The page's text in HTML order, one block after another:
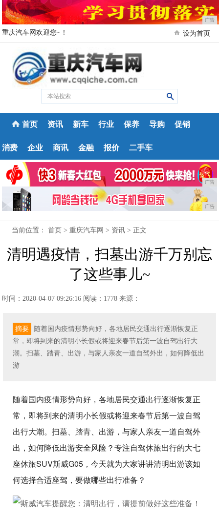
广告
重庆汽车网欢迎您~！ 设为首页
首页 资讯 新车 行业 保养 导购 促销
消费 企业 商讯 金融 报价 二手车
广告
广告
当前位置：首页 >重庆汽车网 > 资讯 > 正文
清明遇疫情，扫墓出游千万别忘
了这些事儿~
时间：2020-04-07 09:26:16 阅读：1778 来源：
摘要
随着国内疫情形势向好，各地居民交通出行逐渐恢复正
常，即将到来的清明小长假或将迎来春节后第一波自驾出行大
潮。扫墓、踏青、出游，与家人亲友一道自驾外出，如何降低出
游
随着国内疫情形势向好，各地居民交通出行逐渐恢复正
常，即将到来的清明小长假或将迎来春节后第一波自驾
出行大潮。扫墓、踏青、出游，与家人亲友一道自驾外
出，如何降低出游安全风险？专注自驾休旅出行的大七
座休旅SUV斯威G05，今天就为大家讲讲清明出游该如
何选择合适座驾，要做哪些出行准备？